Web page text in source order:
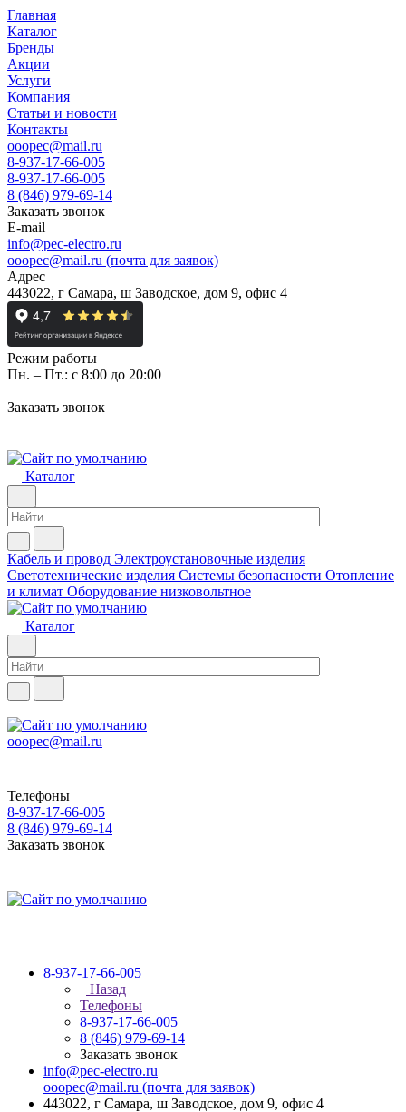
Главная
Каталог
Бренды
Акции
Услуги
Компания
Статьи и новости
Контакты
ooopec@mail.ru
8-937-17-66-005
8-937-17-66-005
8 (846) 979-69-14
Заказать звонок
E-mail
info@pec-electro.ru
ooopec@mail.ru (почта для заявок)
Адрес
443022, г Самара, ш Заводское, дом 9, офис 4
Режим работы
Пн. – Пт.: с 8:00 до 20:00
Заказать звонок
Каталог
Кабель и провод Электроустановочные изделия
Светотехнические изделия Системы безопасности Отопление
и климат Оборудование низковольтное
Каталог
ooopec@mail.ru
Телефоны
8-937-17-66-005
8 (846) 979-69-14
Заказать звонок
8-937-17-66-005
Назад
Телефоны
8-937-17-66-005
8 (846) 979-69-14
Заказать звонок
info@pec-electro.ru
ooopec@mail.ru (почта для заявок)
443022, г Самара, ш Заводское, дом 9, офис 4